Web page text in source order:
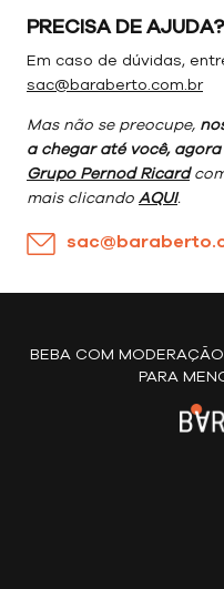
PRECISA DE AJUDA?
Em caso de dúvidas,
sac@baraberto.com.br
Mas não se preocupe,
a chegar até você,
Grupo Pernod Ricard
mais clicando AQUI.
BEBA COM
PARA